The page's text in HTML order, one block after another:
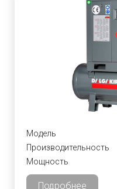
Модель
Производительность
Мощность
Подробнее